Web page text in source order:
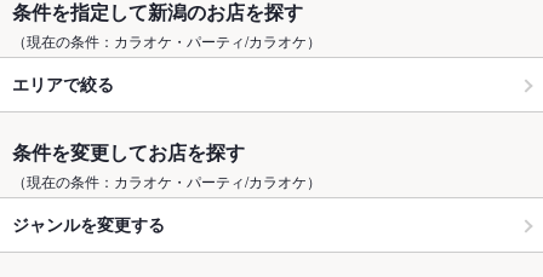
条件を指定して新潟のお店を探す
（現在の条件：カラオケ・パーティ/カラオケ）
エリアで絞る
条件を変更してお店を探す
（現在の条件：カラオケ・パーティ/カラオケ）
ジャンルを変更する